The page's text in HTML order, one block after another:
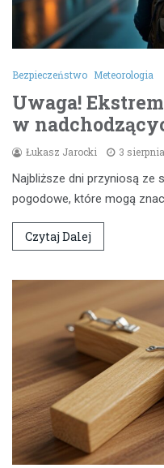
Bezpieczeństwo Meteorologia
Uwaga!
w
Łukasz Jarocki 3
Najbliższe dni przyniosą ze
pogodowe, które mogą
Czytaj Dalej